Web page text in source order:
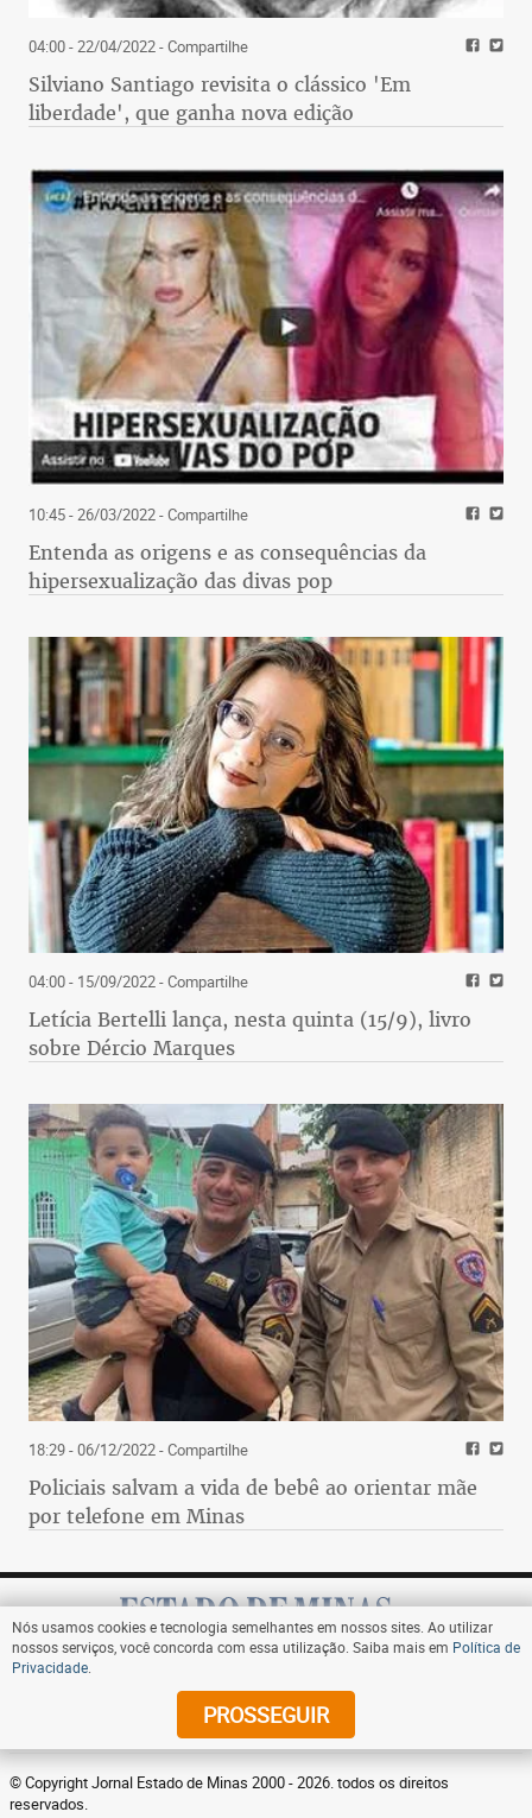
04:00 - 22/04/2022- Compartilhe
Silviano Santiago revisita o clássico 'Em
liberdade', que ganha nova edição
10:45 - 26/03/2022- Compartilhe
Entenda as origens e as consequências da
hipersexualização das divas pop
04:00 - 15/09/2022- Compartilhe
Letícia Bertelli lança, nesta quinta (15/9), livro
sobre Dércio Marques
18:29 - 06/12/2022- Compartilhe
Policiais salvam a vida de bebê ao orientar mãe
por telefone em Minas
Assine
© Copyright Jornal Estado de Minas 2000 - 2026. todos os direitos
reservados.
Nós usamos cookies e tecnologia semelhantes em nossos sites. Ao utilizar
nossos serviços, você concorda com essa utilização. Saiba mais em Política de
Privacidade
PROSSEGUIR